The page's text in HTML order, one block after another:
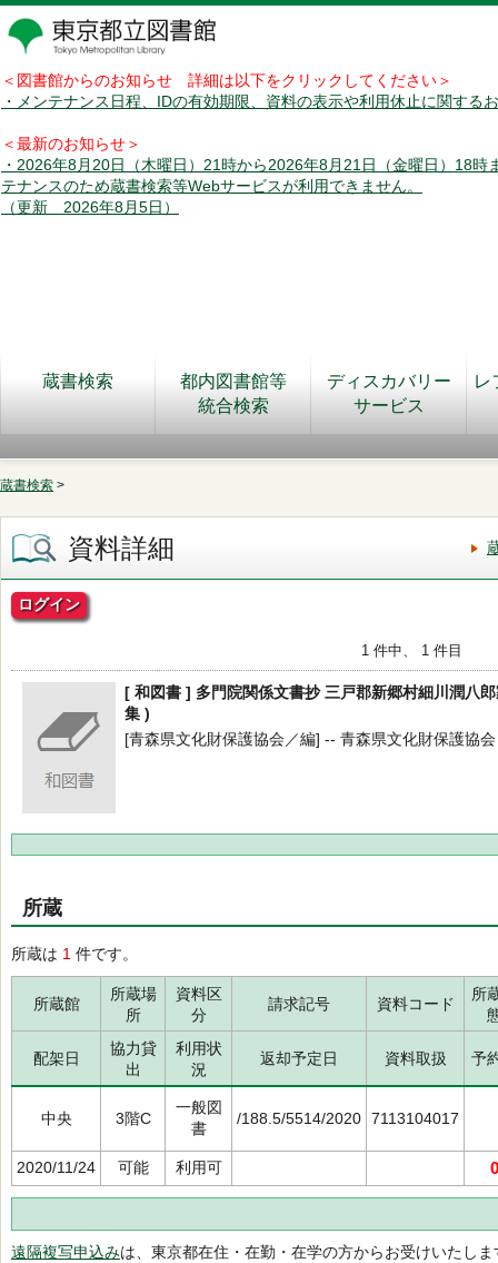
＜図書館からのお知らせ 詳細は以下をクリックしてください＞
・メンテナンス日程、IDの有効期限、資料の表示や利用休止に関する
＜最新のお知らせ＞
・2026年8月20日（木曜日）21時から2026年8月21日（金曜日）18時
テナンスのため蔵書検索等Webサービスが利用できません。
（更新 2026年8月5日）
蔵書検索
都内図書館等
統合検索
ディスカバリー
サービス
レ
蔵書検索 >
資料詳細
ログイン
1 件中、 1 件目
[ 和図書 ] 多門院関係文書抄 三戸郡新郷村細川潤八
集 )
[青森県文化財保護協会／編] -- 青森県文化財保護協
所蔵
所蔵は 1 件です。
所蔵館
所蔵場
所
資料区
分
請求記号 資料コード
所
配架日
協力貸
出
利用状
況
返却予定日 資料取扱 予
中央 3階C
一般図
書
/188.5/5514/2020 7113104017
2020/11/24 可能 利用可 0
遠隔複写申込みは、東京都在住・在勤・在学の方からお受けいたしま